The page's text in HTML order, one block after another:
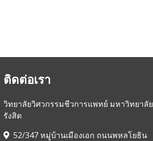
ติดต่อเรา
วิทยาลัยวิศวกรรมชีวการแพทย์ มหาวิทยาลัย
รังสิต
52/347 หมู่บ้านเมืองเอก ถนนพหลโยธิน